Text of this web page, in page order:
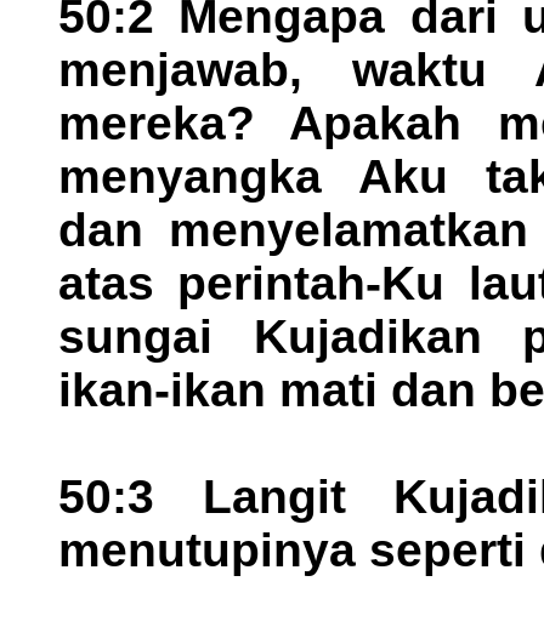
50:2 Mengapa dari
menjawab, waktu
mereka? Apakah
menyangka Aku
dan
atas perintah-Ku
sungai Kujadikan
ikan-ikan mati dan
50:3 Langit
menutupinya